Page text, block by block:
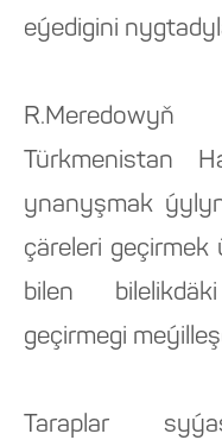
eýedigini
Türkmenistan
ynanyşmak
çäreleri
bilen
geçirmegi
Taraplar